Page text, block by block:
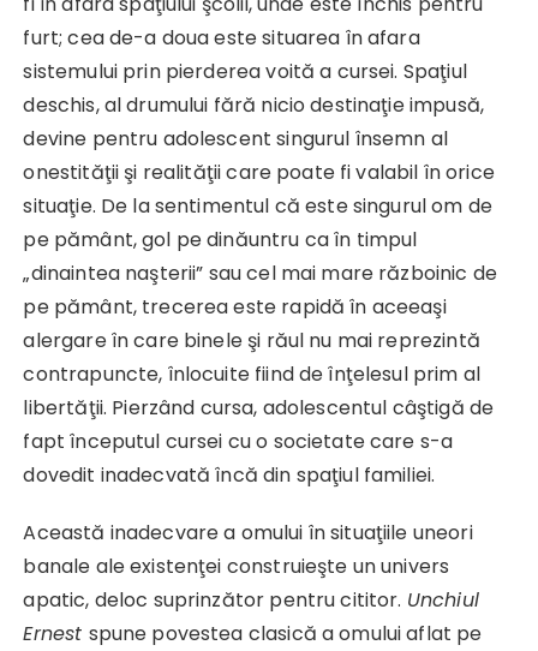
furt; cea de-a doua este situarea în afara
sistemului prin pierderea voită a cursei. Spaţiul
deschis, al drumului fără nicio destinaţie impusă,
devine pentru adolescent singurul însemn al
onestităţii şi realităţii care poate fi valabil în orice
situaţie. De la sentimentul că este singurul om de
pe pământ, gol pe dinăuntru ca în timpul
„dinaintea naşterii” sau cel mai mare războinic de
pe pământ, trecerea este rapidă în aceeaşi
alergare în care binele şi răul nu mai reprezintă
contrapuncte, înlocuite fiind de înţelesul prim al
libertăţii. Pierzând cursa, adolescentul câştigă de
fapt începutul cursei cu o societate care s-a
dovedit inadecvată încă din spaţiul familiei.
Această inadecvare a omului în situaţiile uneori
banale ale existenţei construieşte un univers
apatic, deloc suprinzător pentru cititor. Unchiul
Ernest spune povestea clasică a omului aflat pe